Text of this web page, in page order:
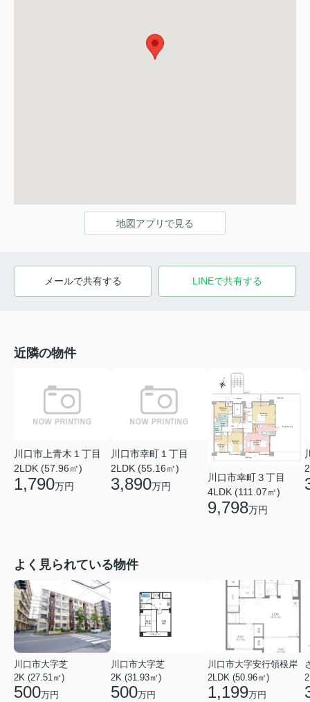
地図アプリで見る
メールで共有する LINEで共有する
近隣の物件
川口市上青木１丁目
2LDK (57.96㎡)
1,790万円
川口市幸町１丁目
2LDK (55.16㎡)
3,890万円
川口市幸町３丁目
4LDK (111.07㎡)
9,798万円
よく見られている物件
川口市大字芝
2K (27.51㎡)
500万円
川口市大字芝
2K (31.93㎡)
500万円
川口市大字安行領根岸
2LDK (50.96㎡)
1,199万円